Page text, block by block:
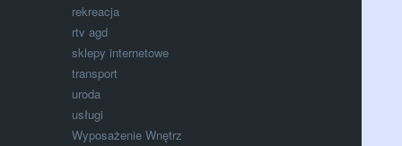
rekreacja
rtv agd
sklepy internetowe
transport
uroda
usługi
Wyposażenie Wnętrz